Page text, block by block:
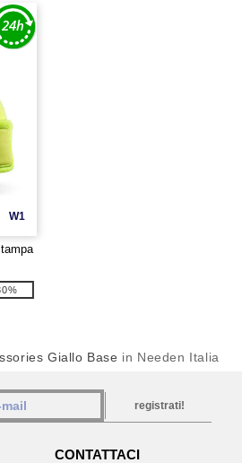
W1
Giallo Base in Needen Italia
registrati!
CONTATTACI